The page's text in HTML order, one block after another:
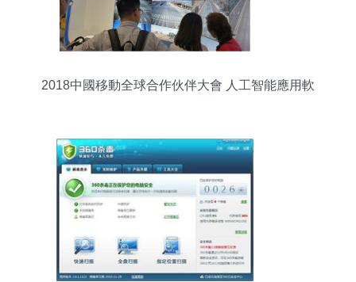
2018中國移動全球合作伙伴大會 人工智能應用軟